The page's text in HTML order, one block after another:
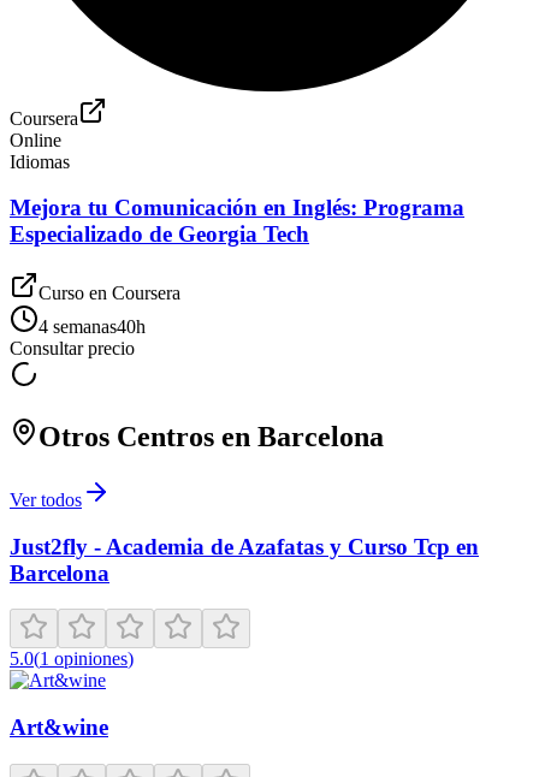
Coursera
Online
Idiomas
Mejora tu Comunicación en Inglés: Programa
Especializado de Georgia Tech
Curso en Coursera
4 semanas40h
Consultar precio
Otros Centros en Barcelona
Ver todos
Just2fly - Academia de Azafatas y Curso Tcp en
Barcelona
5.0(1 opiniones)
Art&wine